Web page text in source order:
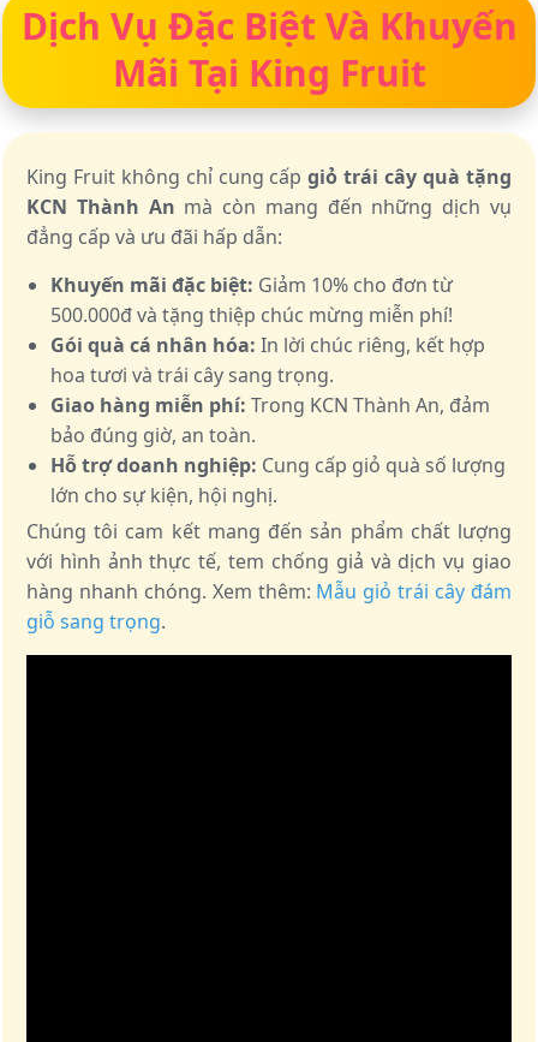
Dịch Vụ Đặc Biệt Và Khuyến
Mãi Tại King Fruit
King Fruit không chỉ cung cấpgiỏ trái cây quà tặng
KCN Thành An mà còn mang đến những dịch vụ
đẳng cấp và ưu đãi hấp dẫn:
Khuyến mãi đặc biệt: Giảm 10% cho đơn từ
500.000đ và tặng thiệp chúc mừng miễn phí!
Gói quà cá nhân hóa: In lời chúc riêng, kết hợp
hoa tươi và trái cây sang trọng.
Giao hàng miễn phí: Trong KCN Thành An, đảm
bảo đúng giờ, an toàn.
Hỗ trợ doanh nghiệp: Cung cấp giỏ quà số lượng
lớn cho sự kiện, hội nghị.
Chúng tôi cam kết mang đến sản phẩm chất lượng
với hình ảnh thực tế, tem chống giả và dịch vụ giao
hàng nhanh chóng. Xem thêm: Mẫu giỏ trái cây đám
giỗ sang trọng.